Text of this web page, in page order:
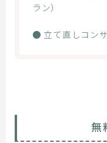
ラン）
● 立て直しコン
無